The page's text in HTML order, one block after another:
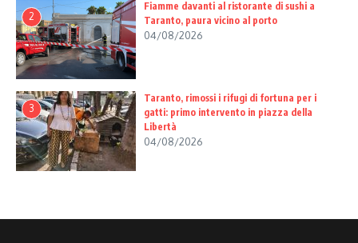
2
Fiamme davanti al ristorante di sushi a
Taranto, paura vicino al porto
04/08/2026
3
Taranto, rimossi i rifugi di fortuna per i
gatti: primo intervento in piazza della
Libertà
04/08/2026